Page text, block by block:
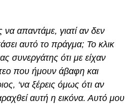
απαντάμε, γιατί αν δεν
αυτό το πράγμα; Το κλικ
συνεργάτης ότι με είχαν
που ήμουν άβαφη και
‘να ξέρεις όμως ότι αν
αυτή η εικόνα. Αυτό μου